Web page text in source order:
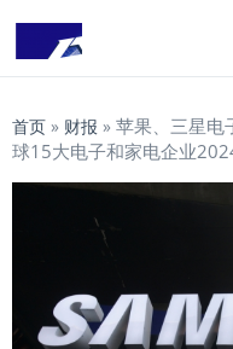
首页 » 财报 » 苹果、三星电
球15大电子和家电企业